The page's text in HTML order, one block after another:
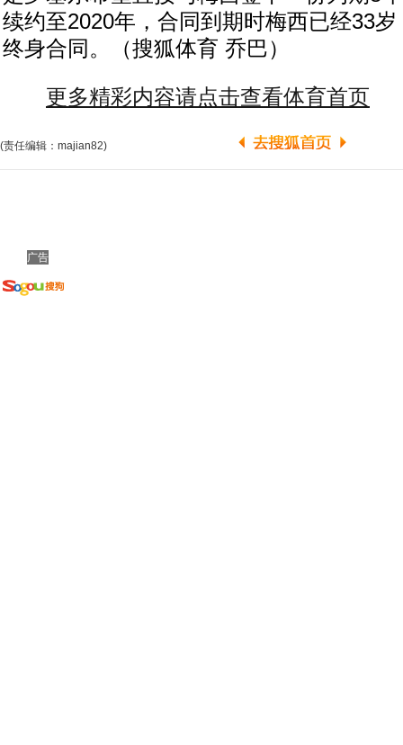
续约至2020年，合同到期时梅西已经33
终身合同。（搜狐体育 乔巴）
更多精彩内容请点击查看体育首页
(责任编辑：majian82)
广告